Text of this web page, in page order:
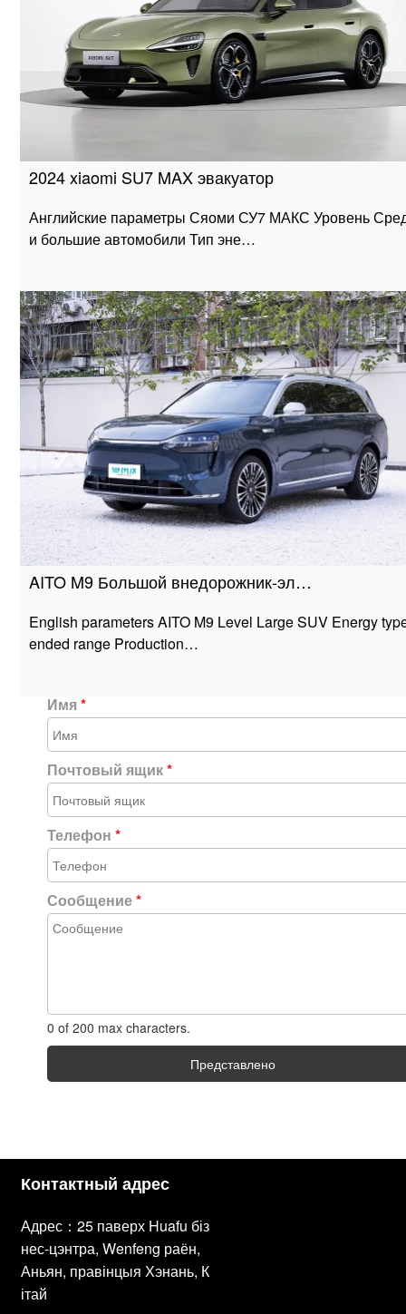
2024 xiaomi SU7 MAX эвакуатор
Английские параметры Сяоми СУ7 МАКС Уровень
и большие автомобили Тип эне…
AITO M9 Большой внедорожник-эл…
English parameters AITO M9 Level Large SUV Energy
ended range Production…
Имя*
Почтовый ящик*
Телефон*
Сообщение*
0 of 200 max characters.
Представлено
Контактный адрес
Адрес：25 паверх Huafu біз
нес-цэнтра, Wenfeng раён,
Аньян, правінцыя Хэнань, К
ітай